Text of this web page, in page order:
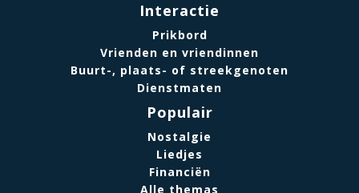
Interactie
Prikbord
Vrienden en vriendinnen
Buurt-, plaats- of streekgenoten
Dienstmaten
Populair
Nostalgie
Liedjes
Financiën
Alle themas